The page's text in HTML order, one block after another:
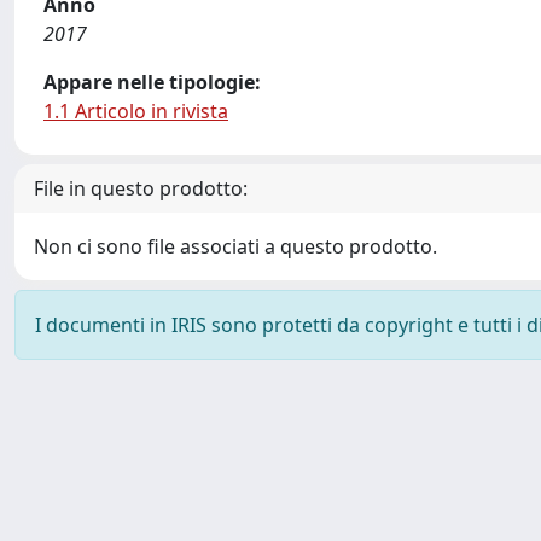
2017
Appare nelle tipologie:
1.1 Articolo in rivista
File in questo prodotto:
Non ci sono file associati a questo prodotto.
I documenti in IRIS sono protetti da copyright e tutti i